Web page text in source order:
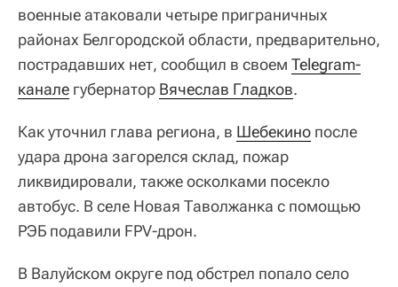
военные атаковали четыре приграничных
районах Белгородской области, предварительно,
пострадавших нет, сообщил в своем Telegram-
канале губернатор Вячеслав Гладков.
Как уточнил глава региона, в Шебекино после
удара дрона загорелся склад, пожар
ликвидировали, также осколками посекло
автобус. В селе Новая Таволжанка с помощью
РЭБ подавили FPV-дрон.
В Валуйском округе под обстрел попало село